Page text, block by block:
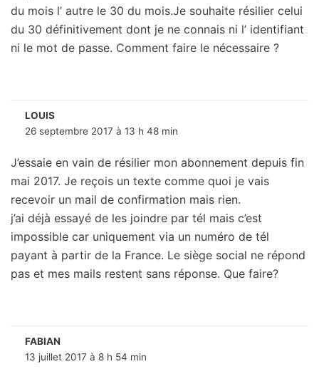
du mois l’ autre le 30 du mois.Je souhaite résilier celui
du 30 définitivement dont je ne connais ni l’ identifiant
ni le mot de passe. Comment faire le nécessaire ?
LOUIS
26 septembre 2017 à 13 h 48 min
J’essaie en vain de résilier mon abonnement depuis fin
mai 2017. Je reçois un texte comme quoi je vais
recevoir un mail de confirmation mais rien.
j’ai déjà essayé de les joindre par tél mais c’est
impossible car uniquement via un numéro de tél
payant à partir de la France. Le siège social ne répond
pas et mes mails restent sans réponse. Que faire?
FABIAN
13 juillet 2017 à 8 h 54 min